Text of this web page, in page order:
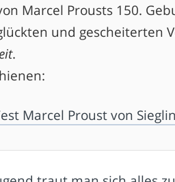
Marcel Prousts 150.
und gescheiterten
.
Marcel Proust von